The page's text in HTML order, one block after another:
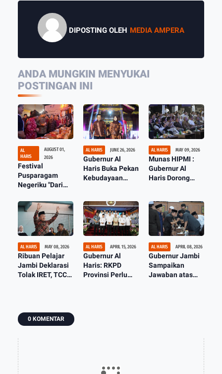
DIPOSTING OLEH MEDIA AMPERA
ANDA MUNGKIN MENYUKAI
POSTINGAN INI
AL
HARIS
AUGUST 01,
2026
Festival
Pusparagam
Negeriku "Dari
Indonesia",
Perkuat
Pelestarian
Budaya dan
Dorong Ekonomi
Kreatif
AL HARIS JUNE 26, 2026
Gubernur Al
Haris Buka Pekan
Kebudayaan
AL HARIS MAY 09, 2026
Munas HIPMI :
Gubernur Al
Haris Dorong
Tampil di Tingkat
Nasional
AL HARIS MAY 08, 2026
Ribuan Pelajar
Jambi Deklarasi
Tolak IRET, TCC
AL HARIS APRIL 15, 2026
Gubernur Al
Haris: RKPD
Provinsi Perlu
AL HARIS APRIL 08, 2026
Gubernur Jambi
Sampaikan
Jawaban atas
0 KOMENTAR